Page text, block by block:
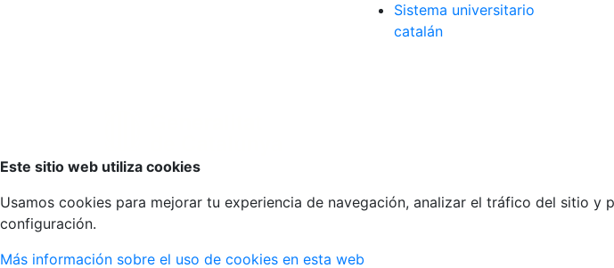
Sistema universitario
catalán
Volver arriba
Este sitio web utiliza cookies
Usamos cookies para mejorar tu experiencia de navegación, analizar el tráfico del sitio
configuración.
Más información sobre el uso de cookies en esta web